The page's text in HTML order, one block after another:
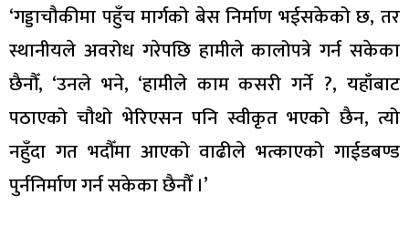
‘गड्डाचौकीमा पहुँच मार्गको बेस निर्माण भईसकेको छ, तर
स्थानीयले अवरोध गरेपछि हामीले कालोपत्रे गर्न सकेका
छैनौँ, ‘उनले भने, ‘हामीले काम कसरी गर्ने ?, यहाँबाट
पठाएको चौथो भेरिएसन पनि स्वीकृत भएको छैन, त्यो
नहुँदा गत भदौँमा आएको वाढीले भत्काएको गाईडबण्ड
पुर्ननिर्माण गर्न सकेका छैनौँ ।’